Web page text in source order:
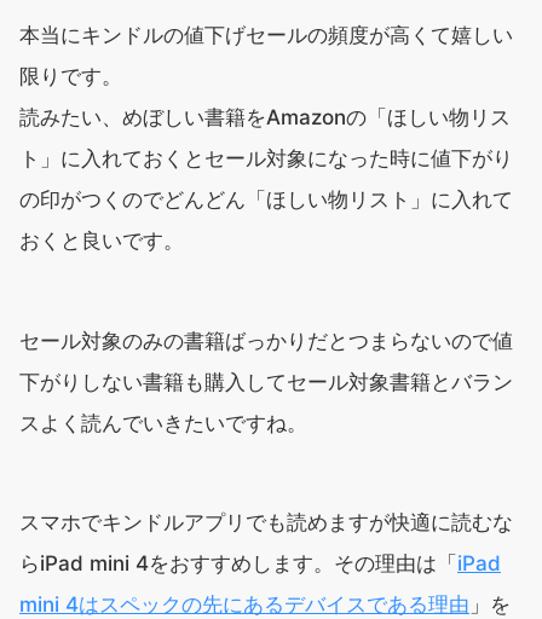
本当にキンドルの値下げセールの頻度が高くて嬉しい
限りです。
読みたい、めぼしい書籍をAmazonの「ほしい物リス
ト」に入れておくとセール対象になった時に値下がり
の印がつくのでどんどん「ほしい物リスト」に入れて
おくと良いです。
セール対象のみの書籍ばっかりだとつまらないので値
下がりしない書籍も購入してセール対象書籍とバラン
スよく読んでいきたいですね。
スマホでキンドルアプリでも読めますが快適に読むな
らiPad mini 4をおすすめします。その理由は「 iPad
mini 4はスペックの先にあるデバイスである理由 」を